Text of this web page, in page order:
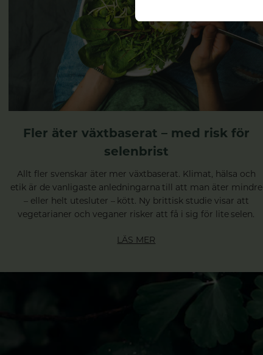
Fler äter växtbaserat – med risk för
selenbrist
Allt fler svenskar äter mer växtbaserat. Klimat, hälsa och
etik är de vanligaste anledningarna till att man äter mindre
– eller helt utesluter – kött. Ny brittisk studie visar att
vegetarianer och veganer risker att få i sig för lite selen.
LÄS MER